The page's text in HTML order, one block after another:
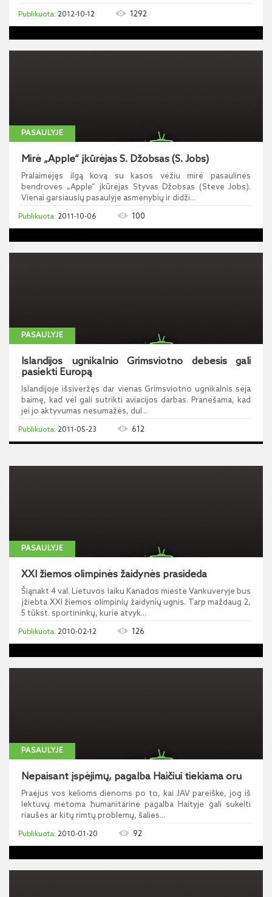
2012-10-12 1292
PASAULYJE
Mirė „Apple“ įkūrėjas S. Džobsas (S. Jobs)
Pralaimėjęs ilgą kovą su kasos vėžiu mirė pasaulinės
bendrovės „Apple“ įkūrėjas Styvas Džobsas (Steve Jobs).
Vienai garsiausių pasaulyje asmenybių ir didži...
2011-10-06 100
PASAULYJE
Islandijos ugnikalnio Grimsviotno debesis gali
pasiekti Europą
Islandijoje išsiveržęs dar vienas Grimsviotno ugnikalnis sėja
baimę, kad vėl gali sutrikti aviacijos darbas. Pranešama, kad
jei jo aktyvumas nesumažės, dul...
2011-05-23 612
PASAULYJE
XXI žiemos olimpinės žaidynės prasideda
Šiąnakt 4 val. Lietuvos laiku Kanados mieste Vankuveryje bus
įžiebta XXI žiemos olimpinių žaidynių ugnis. Tarp maždaug 2,
5 tūkst. sportininkų, kurie atvyk...
2010-02-12 126
PASAULYJE
Nepaisant įspėjimų, pagalba Haičiui tiekiama oru
Praėjus vos kelioms dienoms po to, kai JAV pareiškė, jog iš
lėktuvų mėtoma humanitarinė pagalba Haityje gali sukelti
riaušes ar kitų rimtų problemų, šalies...
2010-01-20 92